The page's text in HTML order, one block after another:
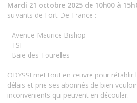
Mardi 21 octobre 2025 de 10h00 à
suivants de Fort-De-France :
- Avenue Maurice Bishop
- TSF
- Baie des Tourelles
ODYSSI met tout en œuvre pour rétablir
délais et prie ses abonnés de bien vouloir
inconvénients qui peuvent en découler.